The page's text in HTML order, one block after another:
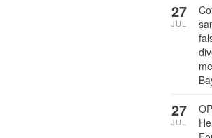
27
JUL
27
JUL